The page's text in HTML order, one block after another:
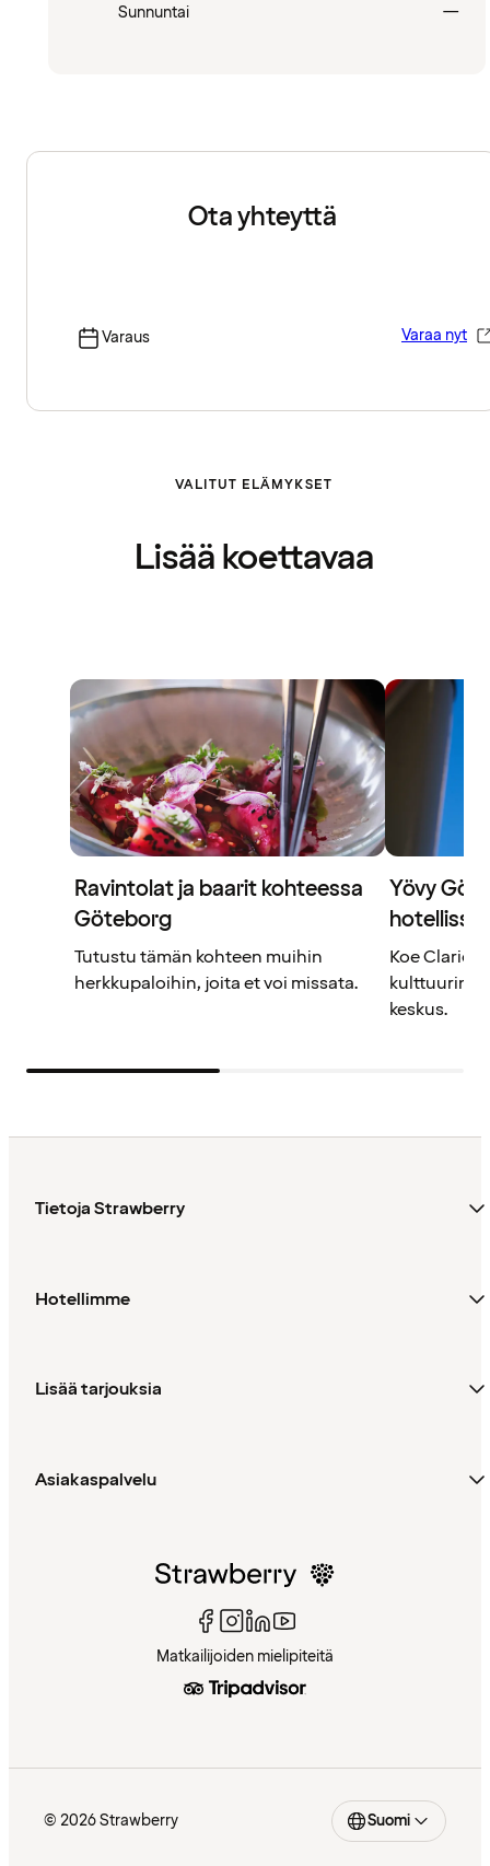
Sunnuntai —
Ota yhteyttä
Varaus Varaa nyt
VALITUT ELÄMYKSET
Lisää koettavaa
Ravintolat ja baarit kohteessa
Göteborg
Tutustu tämän kohteen muihin
herkkupaloihin, joita et voi missata.
Yövy
hotellissa
Koe Clarion
kulttuurin,
keskus.
Tietoja Strawberry
Hotellimme
Lisää tarjouksia
Asiakaspalvelu
Matkailijoiden mielipiteitä
© 2026 Strawberry Suomi